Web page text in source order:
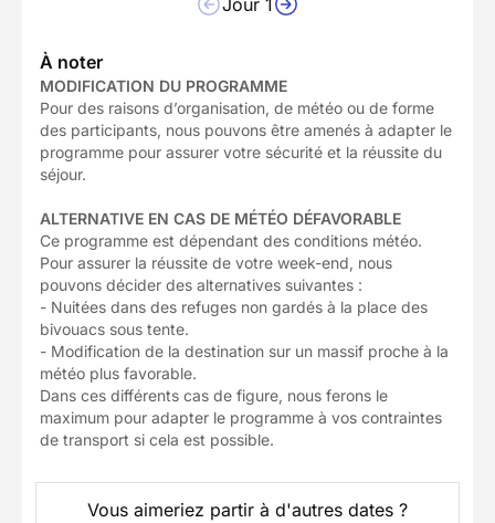
Jour 1
À noter
MODIFICATION DU PROGRAMME
Pour des raisons d’organisation, de météo ou de forme
des participants, nous pouvons être amenés à adapter le
programme pour assurer votre sécurité et la réussite du
séjour.
ALTERNATIVE EN CAS DE MÉTÉO DÉFAVORABLE
Ce programme est dépendant des conditions météo.
Pour assurer la réussite de votre week-end, nous
pouvons décider des alternatives suivantes :
- Nuitées dans des refuges non gardés à la place des
bivouacs sous tente.
- Modification de la destination sur un massif proche à la
météo plus favorable.
Dans ces différents cas de figure, nous ferons le
maximum pour adapter le programme à vos contraintes
de transport si cela est possible.
Vous aimeriez partir à d'autres dates ?